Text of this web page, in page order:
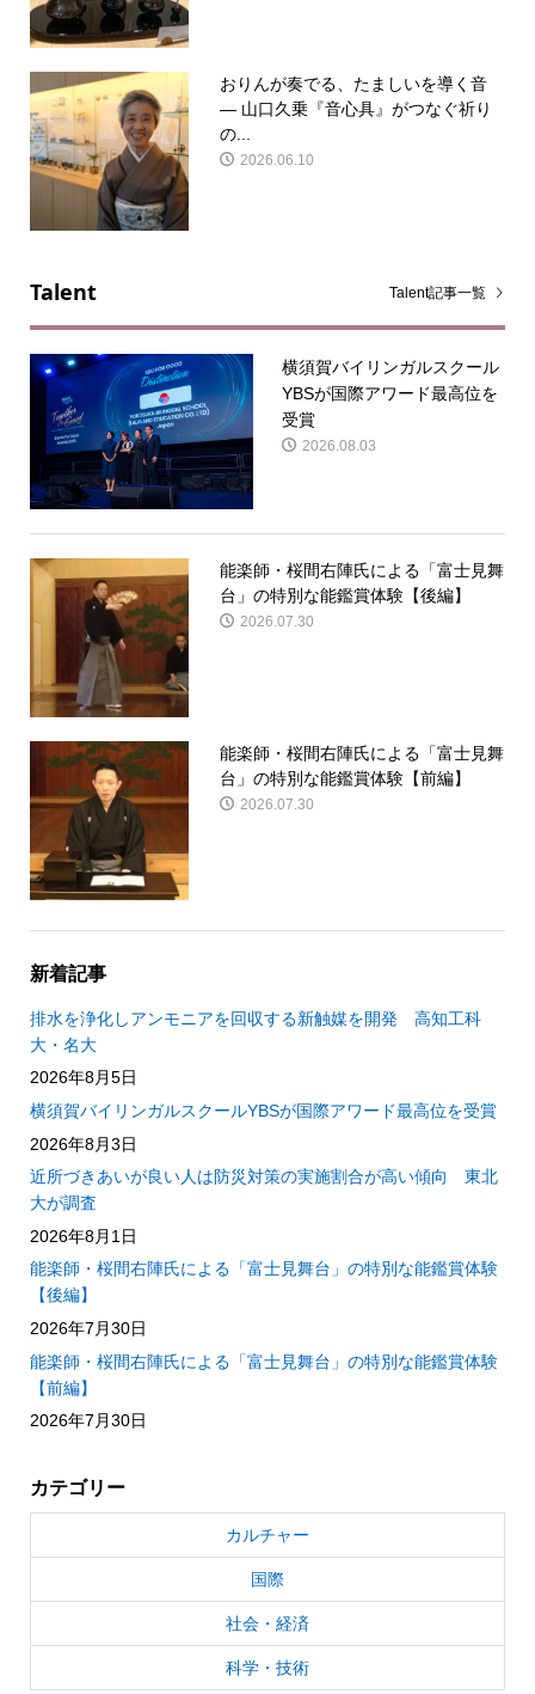
おりんが奏でる、たましいを導く音
— 山口久乗『音心具』がつなぐ祈り
の...
2026.06.10
Talent Talent記事一覧
横須賀バイリンガルスクール
YBSが国際アワード最高位を
受賞
2026.08.03
能楽師・桜間右陣氏による「富士見舞
台」の特別な能鑑賞体験【後編】
2026.07.30
能楽師・桜間右陣氏による「富士見舞
台」の特別な能鑑賞体験【前編】
2026.07.30
新着記事
排水を浄化しアンモニアを回収する新触媒を開発 高知工科
大・名大
2026年8月5日
横須賀バイリンガルスクールYBSが国際アワード最高位を受賞
2026年8月3日
近所づきあいが良い人は防災対策の実施割合が高い傾向 東北
大が調査
2026年8月1日
能楽師・桜間右陣氏による「富士見舞台」の特別な能鑑賞体験
【後編】
2026年7月30日
能楽師・桜間右陣氏による「富士見舞台」の特別な能鑑賞体験
【前編】
2026年7月30日
カテゴリー
カルチャー
国際
社会・経済
科学・技術